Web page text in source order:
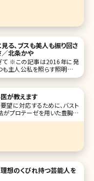
くつかの方法がありますが、
る、ブスも美人も振り回さ
北条かや
発
も主人公私を照らす照明はい
らない場所のことは知らなか
が教えます
望に対応するために、バスト
がプロテーゼを用いた豊胸術
ゼを用いた豊胸手術を中心に
まで分かりやすく解説します。
うして決める ご自分のバス
想のくびれ持つ芸能人を